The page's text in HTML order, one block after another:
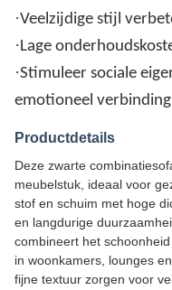
·Veelzijdige stijl
·Lage
·Stimuleer sociale
emotioneel
Productdetails
Deze zwarte
meubelstuk, ideaal voor
stof en schuim met hoge
en langdurige
combineert het
in woonkamers, lounges
fijne textuur zorgen voor